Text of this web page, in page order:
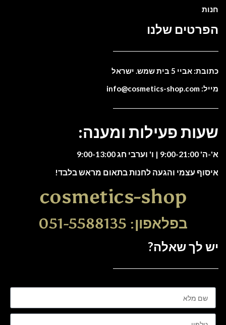
חנות
הפרטים שלנו
כתובת: אביי 5 בית שמש. ישראל
מייל: info@cosmetics-shop.com
שעות פעילות ומענה:
א'-ה' 9:00-21:00 | ו' וערבי חג 9:00-13:00
איסוף עצמי והגעה לחנות בתאום מראש בלבד!
cosmetics-shop
בפלאפון: 051-5588135
יש לך שאלה?